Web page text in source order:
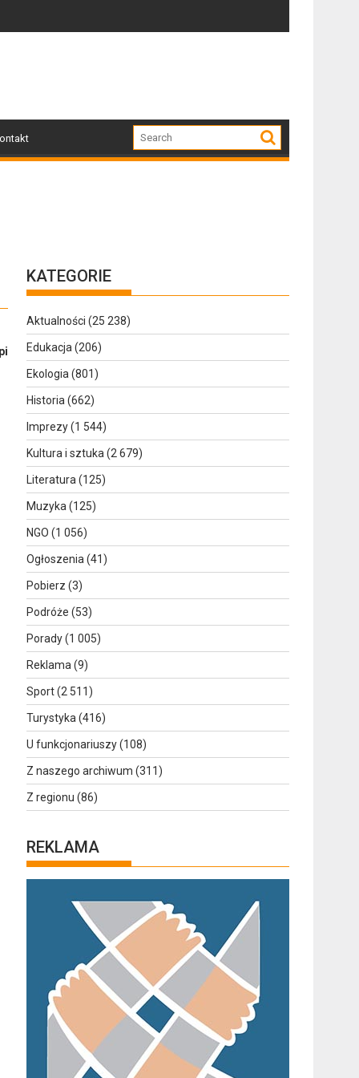
KATEGORIE
Aktualności (25 238)
Edukacja (206)
Ekologia (801)
Historia (662)
Imprezy(1 544)
Kultura i sztuka (2 679)
Literatura (125)
Muzyka (125)
NGO (1 056)
Ogłoszenia (41)
Pobierz (3)
Podróże (53)
Porady(1 005)
Reklama (9)
Sport(2 511)
Turystyka (416)
U funkcjonariuszy(108)
Z naszego archiwum (311)
Z regionu (86)
REKLAMA